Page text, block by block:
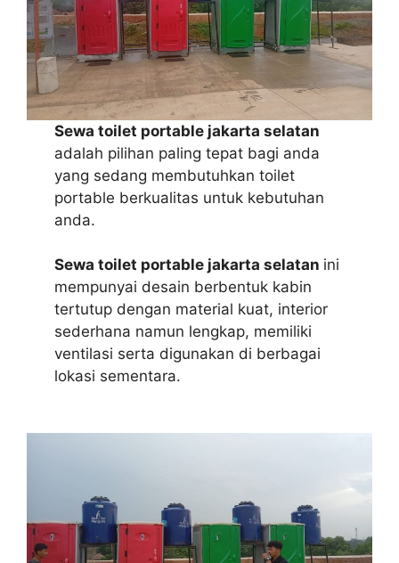
Sewa toilet portable jakarta selatan
adalah pilihan paling tepat bagi anda
yang sedang membutuhkan toilet
portable berkualitas untuk kebutuhan
anda.
Sewa toilet portable jakarta selatan ini
mempunyai desain berbentuk kabin
tertutup dengan material kuat, interior
sederhana namun lengkap, memiliki
ventilasi serta digunakan di berbagai
lokasi sementara.